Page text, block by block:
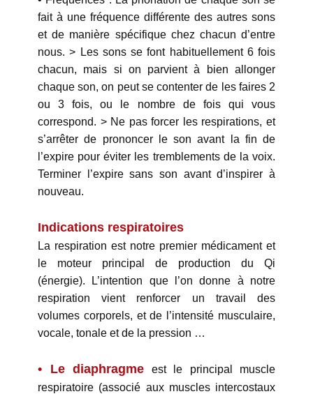
fait à une fréquence différente des autres sons
et de manière spécifique chez chacun d’entre
nous. > Les sons se font habituellement 6 fois
chacun, mais si on parvient à bien allonger
chaque son, on peut se contenter de les faires 2
ou 3 fois, ou le nombre de fois qui vous
correspond. > Ne pas forcer les respirations, et
s’arrêter de prononcer le son avant la fin de
l’expire pour éviter les tremblements de la voix.
Terminer l’expire sans son avant d’inspirer à
nouveau.
Indications respiratoires
La respiration est notre premier médicament et
le moteur principal de production du Qi
(énergie). L’intention que l’on donne à notre
respiration vient renforcer un travail des
volumes corporels, et de l’intensité musculaire,
vocale, tonale et de la pression …
• Le diaphragme est le principal muscle
respiratoire (associé aux muscles intercostaux